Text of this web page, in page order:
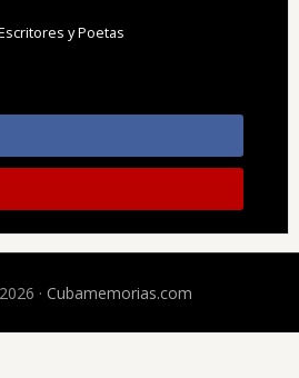
y Poetas
· Cubamemorias.com